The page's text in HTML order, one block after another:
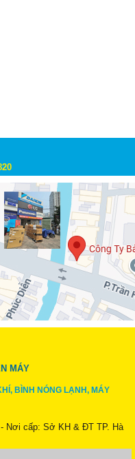
MÁY
BÌNH NÓNG LẠNH, MÁY
Nơi cấp: Sở KH & ĐT TP. Hà